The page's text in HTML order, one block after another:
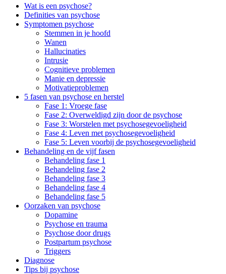
Side
Navigation
Wat is een psychose?
Definities van psychose
Symptomen psychose
Stemmen in je hoofd
Wanen
Hallucinaties
Intrusie
Cognitieve problemen
Manie en depressie
Motivatieproblemen
5 fasen van psychose en herstel
Fase 1: Vroege fase
Fase 2: Overweldigd zijn door de psychose
Fase 3: Worstelen met psychosegevoeligheid
Fase 4: Leven met psychosegevoeligheid
Fase 5: Leven voorbij de psychosegevoeligheid
Behandeling en de vijf fasen
Behandeling fase 1
Behandeling fase 2
Behandeling fase 3
Behandeling fase 4
Behandeling fase 5
Oorzaken van psychose
Dopamine
Psychose en trauma
Psychose door drugs
Postpartum psychose
Triggers
Diagnose
Tips bij psychose